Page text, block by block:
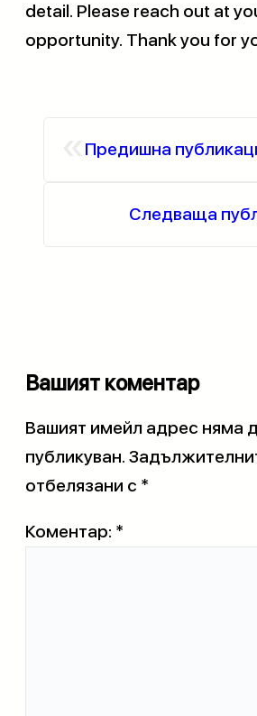
detail. Please reach out at
opportunity. Thank you for
Предишна
Следваща
Вашият коментар
Вашият имейл адрес няма
публикуван.
отбелязани с *
Коментар: *